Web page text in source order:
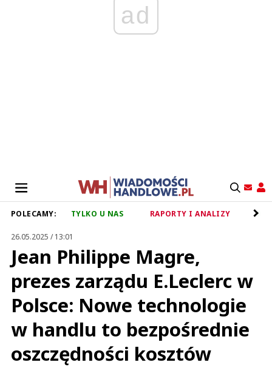
ad
POLECAMY: TYLKO U NAS RAPORTY I ANALIZY
26.05.2025 / 13:01
Jean Philippe Magre,
prezes zarządu E.Leclerc w
Polsce: Nowe technologie
w handlu to bezpośrednie
oszczędności kosztów